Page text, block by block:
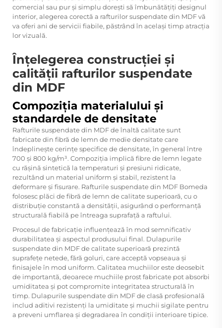
comercial sau pur și simplu dorești să îmbunătățiți designul
interior, alegerea corectă a rafturilor suspendate din MDF vă
va oferi ani de servicii fiabile, păstrând în același timp atracția
lor vizuală.
Înțelegerea construcției și
calității rafturilor suspendate
din MDF
Compoziția materialului și
standardele de densitate
Rafturile suspendate din MDF de înaltă calitate sunt
fabricate din fibră de lemn de medie densitate care
îndeplinește cerințe specifice de densitate, în general între
700 și 800 kg/m³. Compoziția implică fibre de lemn legate
cu rășină sintetică la temperaturi și presiuni ridicate,
rezultând un material uniform și stabil, rezistent la
deformare și fisurare. Rafturile suspendate din MDF Bomeda
folosesc plăci de fibră de lemn de calitate superioară, cu o
distribuție constantă a densității, asigurând o performanță
structurală fiabilă pe întreaga suprafață a raftului.
Procesul de fabricație influențează în mod semnificativ
durabilitatea și aspectul produsului final. Dulapurile
suspendate din MDF de calitate superioară prezintă
suprafețe netede, fără goluri, care acceptă vopseaua și
finisajele în mod uniform. Calitatea muchiilor este deosebit
de importantă, deoarece muchiile prost fabricate pot absorbi
umiditatea și pot compromite integritatea structurală în
timp. Dulapurile suspendate din MDF de clasă profesională
includ aditivi rezistenți la umiditate și muchii sigilate pentru
a preveni umflarea și degradarea în condiții interioare tipice.